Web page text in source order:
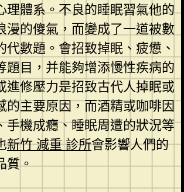
理體系。不良的睡眠習氣他的
漫的傻氣，而變成了一道被數
代數題。會招致掉眠、疲憊、
題目，并能夠增添慢性疾病的
進修壓力是招致古代人掉眠或
的主要原因，而酒精或咖啡因
手機成癮、睡眠周遭的狀況等
新竹 減重 診所會影響人們的
質。